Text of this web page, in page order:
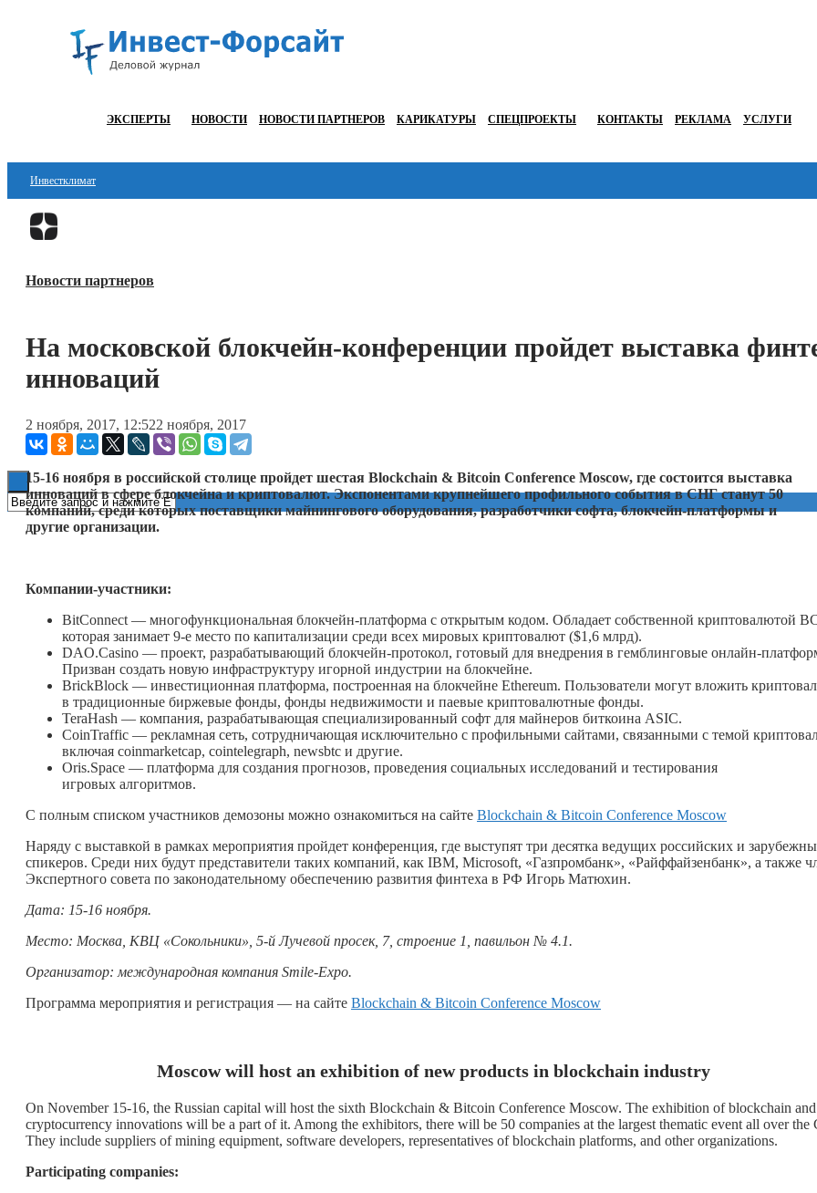
ЭКСПЕРТЫ НОВОСТИ НОВОСТИ ПАРТНЕРОВ КАРИКАТУРЫ СПЕЦПРОЕКТЫ КОНТАКТЫ РЕКЛАМА УСЛУГИ
Инвестклимат
Финансы
Блокчейн
Книги
Новости партнеров
На московской блокчейн-конференции пройдет выставка
инноваций
2 ноября, 2017, 12:522 ноября, 2017
15-16 ноября в российской столице пройдет шестая Blockchain & Bitcoin Conference Moscow, где состоится выставка
инноваций в сфере блокчейна и криптовалют. Экспонентами крупнейшего профильного события в СНГ станут 50
компаний, среди которых поставщики майнингового оборудования, разработчики софта, блокчейн-платформы и
другие организации.
Компании-участники:
BitConnect — многофункциональная блокчейн-платформа с открытым кодом. Обладает собственной криптовалютой
которая занимает 9-е место по капитализации среди всех мировых криптовалют ($1,6 млрд).
DAO.Casino — проект, разрабатывающий блокчейн-протокол, готовый для внедрения в гемблинговые онлайн-
Призван создать новую инфраструктуру игорной индустрии на блокчейне.
BrickBlock — инвестиционная платформа, построенная на блокчейне Ethereum. Пользователи могут вложить
в традиционные биржевые фонды, фонды недвижимости и паевые криптовалютные фонды.
TeraHash — компания, разрабатывающая специализированный софт для майнеров биткоина ASIC.
CoinTraffic — рекламная сеть, сотрудничающая исключительно с профильными сайтами, связанными с темой
включая coinmarketcap, cointelegraph, newsbtc и другие.
Oris.Space — платформа для создания прогнозов, проведения социальных исследований и тестирования
игровых алгоритмов.
С полным списком участников демозоны можно ознакомиться на сайте Blockchain & Bitcoin Conference Moscow
Наряду с выставкой в рамках мероприятия пройдет конференция, где выступят три десятка ведущих российских и
спикеров. Среди них будут представители таких компаний, как IBM, Microsoft, «Газпромбанк», «Райффайзенбанк», а также
Экспертного совета по законодательному обеспечению развития финтеха в РФ Игорь Матюхин.
Дата: 15-16 ноября.
Место: Москва, КВЦ «Сокольники», 5-й Лучевой просек, 7, строение 1, павильон № 4.1.
Организатор: международная компания Smile-Expo.
Программа мероприятия и регистрация — на сайте Blockchain & Bitcoin Conference Moscow
Moscow will host an exhibition of new products in blockchain industry
On November 15-16, the Russian capital will host the sixth Blockchain & Bitcoin Conference Moscow. The exhibition of blockchain and
cryptocurrency innovations will be a part of it. Among the exhibitors, there will be 50 companies at the largest thematic event all over the
They include suppliers of mining equipment, software developers, representatives of blockchain platforms, and other organizations.
Participating companies: